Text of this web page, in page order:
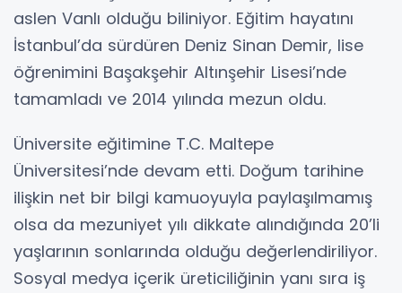
aslen Vanlı olduğu biliniyor. Eğitim hayatını
İstanbul’da sürdüren Deniz Sinan Demir, lise
öğrenimini Başakşehir Altınşehir Lisesi’nde
tamamladı ve 2014 yılında mezun oldu.
Üniversite eğitimine T.C. Maltepe
Üniversitesi’nde devam etti. Doğum tarihine
ilişkin net bir bilgi kamuoyuyla paylaşılmamış
olsa da mezuniyet yılı dikkate alındığında 20’li
yaşlarının sonlarında olduğu değerlendiriliyor.
Sosyal medya içerik üreticiliğinin yanı sıra iş